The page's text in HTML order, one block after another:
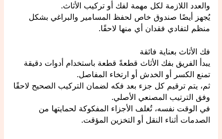
والعدد اللازمة لكل مهمة لفك أو تركيب الأثاث.
يُجهز أيضًا صندوق خاص لحفظ المسامير والبراغي بشكل
منظم لتفادي فقدان أي منها لاحقًا.
فك الأثاث بعناية فائقة
يبدأ الفريق بفك الأثاث قطعةً قطعة باستخدام أدوات دقيقة
تمنع الكسر أو الخدش أو ارتخاء المفاصل.
ثم، يتم ترقيم كل جزء بعد فكه لضمان التركيب الصحيح لاحقًا
وفق الترتيب المصنعي الأصلي.
في الوقت نفسه، تُغلف الأجزاء المفكوكة لحمايتها من
الصدمات أثناء النقل أو التخزين المؤقت.